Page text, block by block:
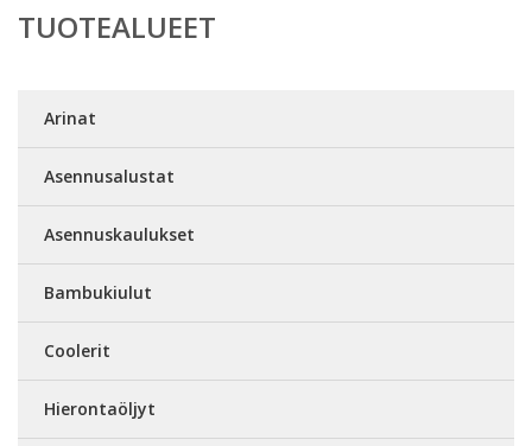
TUOTEALUEET
Arinat
Asennusalustat
Asennuskaulukset
Bambukiulut
Coolerit
Hierontaöljyt